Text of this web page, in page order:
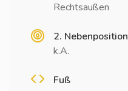
Rechtsaußen
2. Nebenposition
k.A.
Fuß